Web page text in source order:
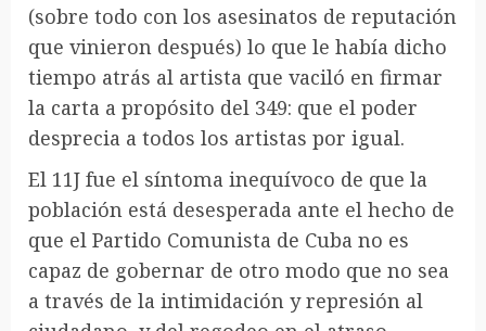
(sobre todo con los asesinatos de reputación
que vinieron después) lo que le había dicho
tiempo atrás al artista que vaciló en firmar
la carta a propósito del 349: que el poder
desprecia a todos los artistas por igual.
El 11J fue el síntoma inequívoco de que la
población está desesperada ante el hecho de
que el Partido Comunista de Cuba no es
capaz de gobernar de otro modo que no sea
a través de la intimidación y represión al